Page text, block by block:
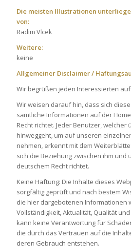
Die meisten Illustrationen
von:
Radim Vlcek
Weitere:
keine
Allgemeiner Disclaimer /
Wir begrüßen jeden Interessierten
Wir weisen darauf hin, dass sich
sämtliche Informationen auf der
Recht richtet. Jeder Benutzer, welcher
hinweggeht, um auf unseren
nehmen, erkennt mit dem
sich die Beziehung zwischen ihm und
deutschem Recht richtet.
Keine Haftung: Die Inhalte dieses
sorgfältig geprüft und nach bestem
die hier dargebotenen Informationen
Vollständigkeit, Aktualität, Qualität
kann keine Verantwortung für
die durch das Vertrauen auf die
deren Gebrauch entstehen.